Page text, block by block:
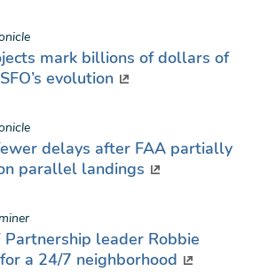
mark billions of dollars of
evolution
delays after FAA partially
parallel landings
leader Robbie
a 24/7 neighborhood